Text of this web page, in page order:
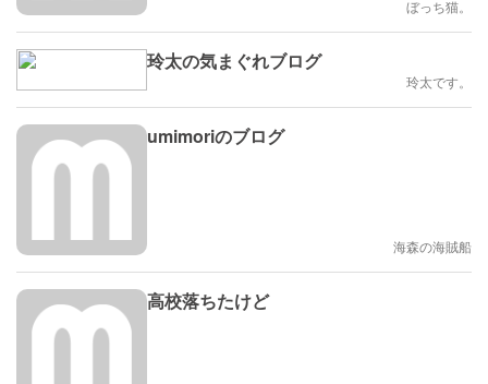
ぼっち猫。
玲太の気まぐれブログ
玲太です。
umimoriのブログ
海森の海賊船
高校落ちたけど